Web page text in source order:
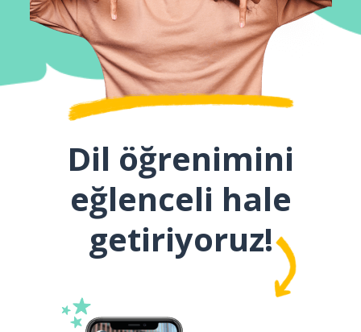
Dil öğrenimini
eğlenceli hale
getiriyoruz!